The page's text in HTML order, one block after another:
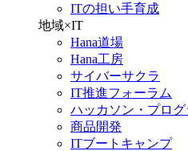
ITの担い手育成
地域×IT
Hana道場
Hana工房
サイバーサクラ
IT推進フォーラム
ハッカソン・プロ
商品開発
ITブートキャンプ